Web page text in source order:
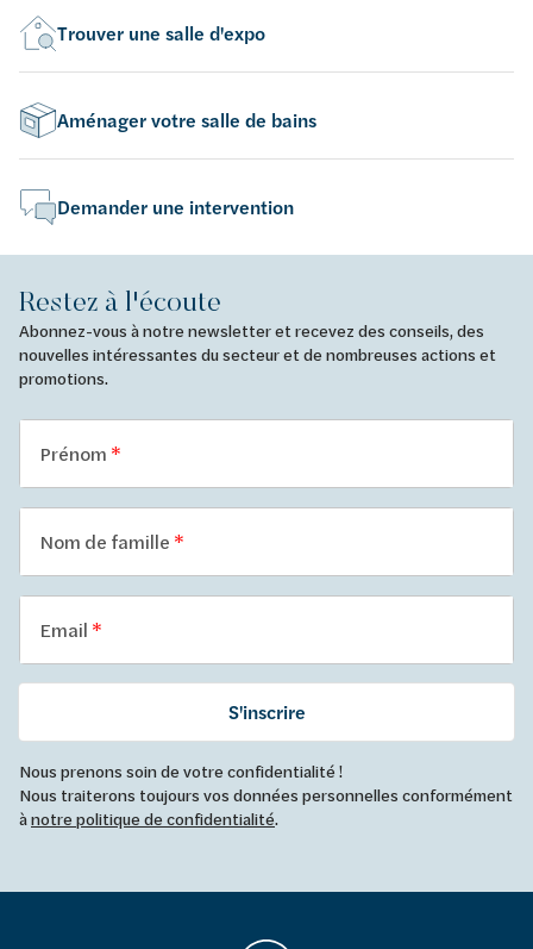
Trouver une salle d'expo
Aménager votre salle de bains
Demander une intervention
Restez à l'écoute
Abonnez-vous à notre newsletter et recevez des conseils, des
nouvelles intéressantes du secteur et de nombreuses actions et
promotions.
Prénom
Nom de famille
Email
S'inscrire
Nous prenons soin de votre confidentialité !
Nous traiterons toujours vos données personnelles conformément
ànotre politique de confidentialité.